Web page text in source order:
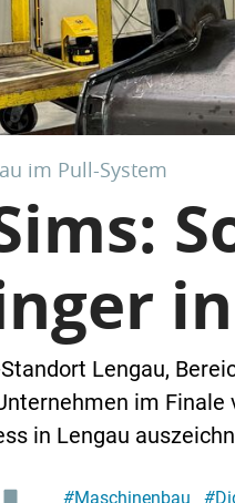
im Pull-System
Lengau,
im Finale
in Lengau
#Maschinenbau #